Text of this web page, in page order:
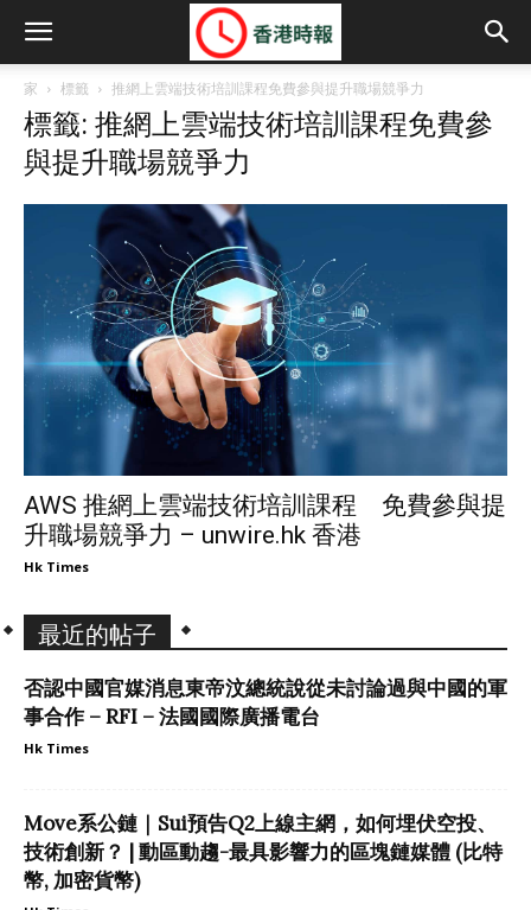
家 標籤 推網上雲端技術培訓課程免費參與提升職場競爭力
標籤: 推網上雲端技術培訓課程免費參
與提升職場競爭力
AWS 推網上雲端技術培訓課程 免費參與提
升職場競爭力 – unwire.hk 香港
Hk Times
最近的帖子
否認中國官媒消息東帝汶總統說從未討論過與中國的軍
事合作 – RFI – 法國國際廣播電台
Hk Times
Move系公鏈｜Sui預告Q2上線主網，如何埋伏空投、
技術創新？ | 動區動趨-最具影響力的區塊鏈媒體 (比特
幣, 加密貨幣)